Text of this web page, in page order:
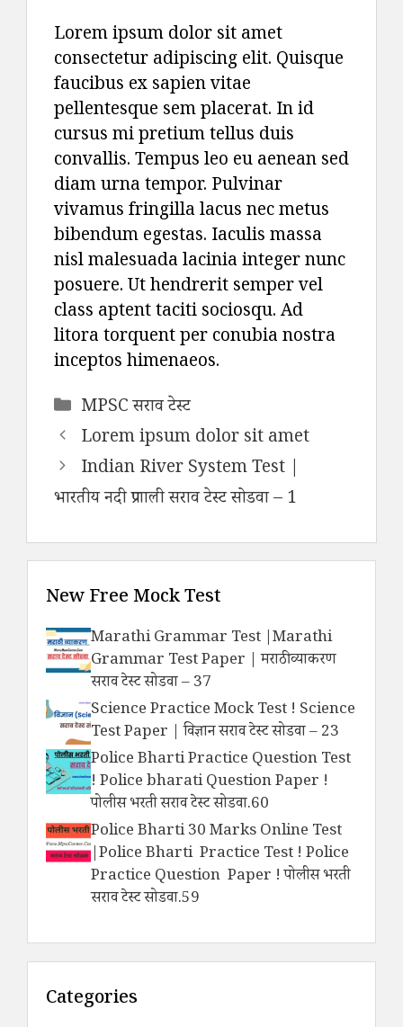
Lorem ipsum dolor sit amet
consectetur adipiscing elit. Quisque
faucibus ex sapien vitae
pellentesque sem placerat. In id
cursus mi pretium tellus duis
convallis. Tempus leo eu aenean sed
diam urna tempor. Pulvinar
vivamus fringilla lacus nec metus
bibendum egestas. Iaculis massa
nisl malesuada lacinia integer nunc
posuere. Ut hendrerit semper vel
class aptent taciti sociosqu. Ad
litora torquent per conubia nostra
inceptos himenaeos.
Categories
MPSC सराव टेस्ट
Lorem ipsum dolor sit amet
Indian River System Test |
भारतीय नदी प्रणाली सराव टेस्ट सोडवा – 1
New Free Mock Test
Marathi Grammar Test |Marathi
Grammar Test Paper | मराठी व्याकरण
सराव टेस्ट सोडवा – 37
Science Practice Mock Test ! Science
Test Paper | विज्ञान सराव टेस्ट सोडवा – 23
Police Bharti Practice Question Test
! Police bharati Question Paper !
पोलीस भरती सराव टेस्ट सोडवा.60
Police Bharti 30 Marks Online Test
|Police Bharti Practice Test ! Police
Practice Question Paper ! पोलीस भरती
सराव टेस्ट सोडवा.59
Categories